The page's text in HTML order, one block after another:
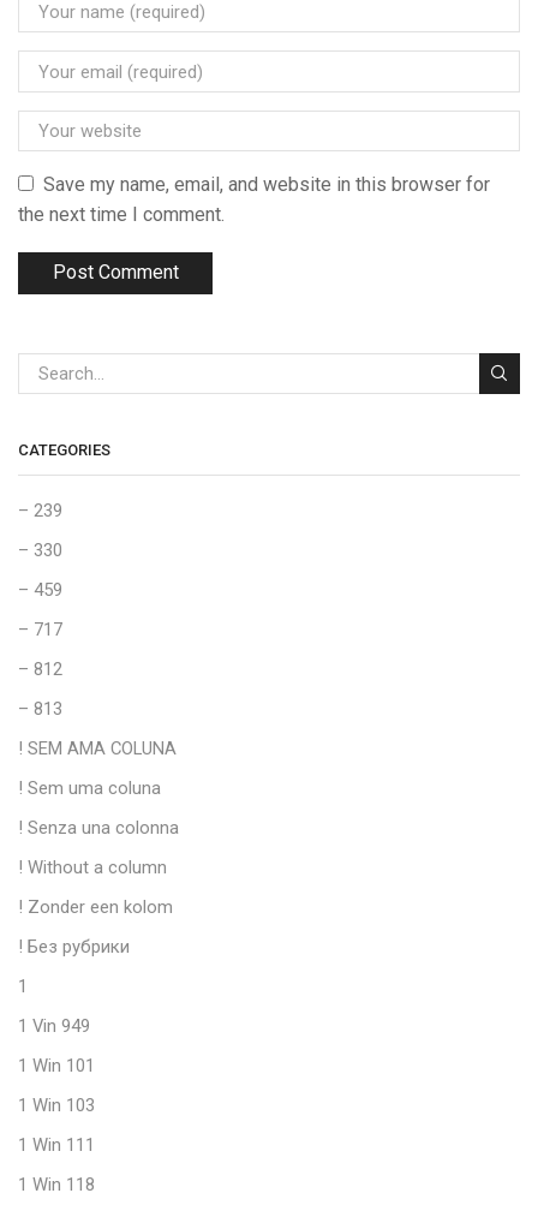
Save my name, email, and website in this browser for
the next time I comment.
CATEGORIES
– 239
– 330
– 459
– 717
– 812
– 813
! SEM AMA COLUNA
! Sem uma coluna
! Senza una colonna
! Without a column
! Zonder een kolom
! Без рубрики
1
1 Vin 949
1 Win 101
1 Win 103
1 Win 111
1 Win 118